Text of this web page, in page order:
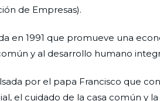
de Empresas).
en 1991 que promueve una
y al desarrollo humano
por el papa Francisco que
el cuidado de la casa común y